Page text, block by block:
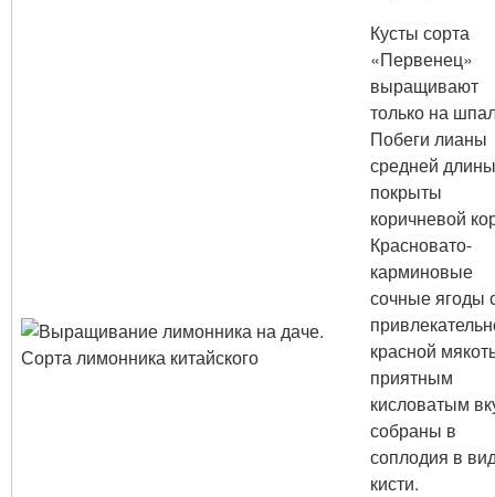
Кусты сорта
«Первенец»
выращивают
только на
Побеги лианы
средней длины
покрыты
коричневой
Красновато-
карминовые
сочные ягоды
красной
приятным
кисловатым
собраны в
соплодия в
кисти.